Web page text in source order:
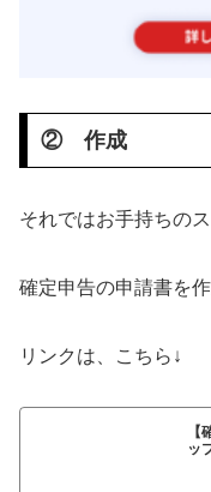
② 作成
それではお手持ちの
確定申告の申請書を
リンクは、こちら↓
ッ